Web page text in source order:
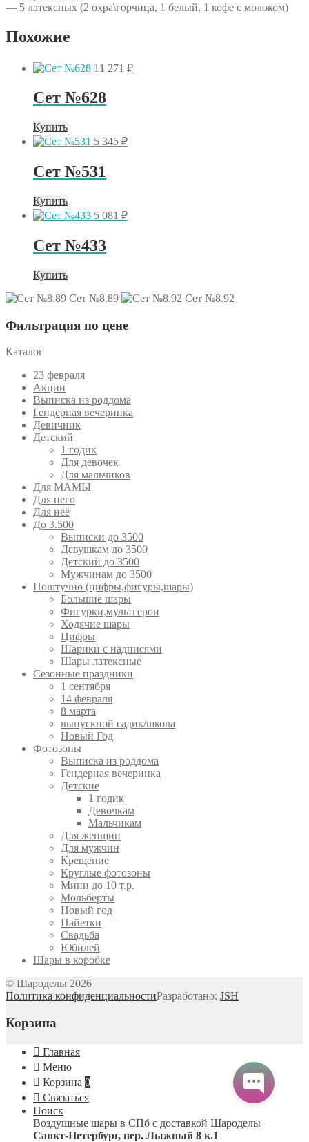
— 5 латексных (2 охра\горчица, 1 белый, 1 кофе с молоком)
Похожие
11 271 ₽
Сет №628
Купить
5 345 ₽
Сет №531
Купить
5 081 ₽
Сет №433
Купить
Сет №8.89
Сет №8.92
Фильтрация по цене
Каталог
23 февраля
Акции
Выписка из роддома
Гендерная вечеринка
Девичник
Детский
1 годик
Для девочек
Для мальчиков
Для МАМЫ
Для него
Для неё
До 3.500
Выписки до 3500
Девушкам до 3500
Детский до 3500
Мужчинам до 3500
Поштучно (цифры,фигуры,шары)
Большие шары
Фигурки,мультгерои
Ходячие шары
Цифры
Шарики с надписями
Шары латексные
Сезонные праздники
1 сентября
14 февраля
8 марта
выпускной садик/школа
Новый Год
Фотозоны
Выписка из роддома
Гендерная вечеринка
Детские
1 годик
Девочкам
Мальчикам
Для женщин
Для мужчин
Крещение
Круглые фотозоны
Мини до 10 т.р.
Мольберты
Новый год
Пайетки
Свадьба
Юбилей
Шары в коробке
© Шароделы 2026
Политика конфиденциальностиРазработано: JSH
Корзина
Главная
Меню
Корзина 0
Связаться
Поиск
Воздушные шары в СПб с доставкой Шароделы
Санкт-Петербург, пер. Лыжный 8 к.1